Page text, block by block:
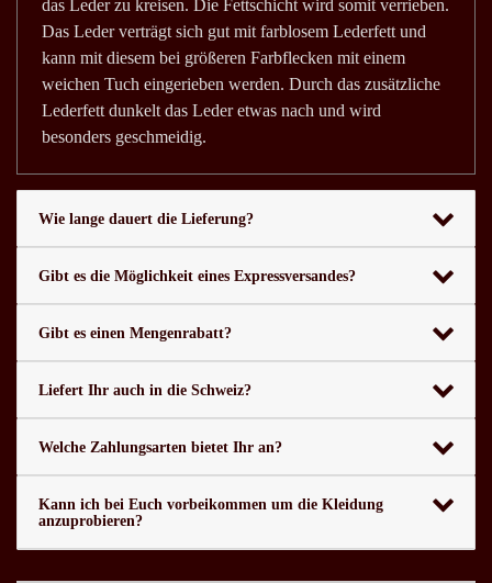
das Leder zu kreisen. Die Fettschicht wird somit verrieben.
Das Leder verträgt sich gut mit farblosem Lederfett und
kann mit diesem bei größeren Farbflecken mit einem
weichen Tuch eingerieben werden. Durch das zusätzliche
Lederfett dunkelt das Leder etwas nach und wird
besonders geschmeidig.
Wie lange dauert die Lieferung?
Gibt es die Möglichkeit eines Expressversandes?
Gibt es einen Mengenrabatt?
Liefert Ihr auch in die Schweiz?
Welche Zahlungsarten bietet Ihr an?
Kann ich bei Euch vorbeikommen um die Kleidung
anzuprobieren?